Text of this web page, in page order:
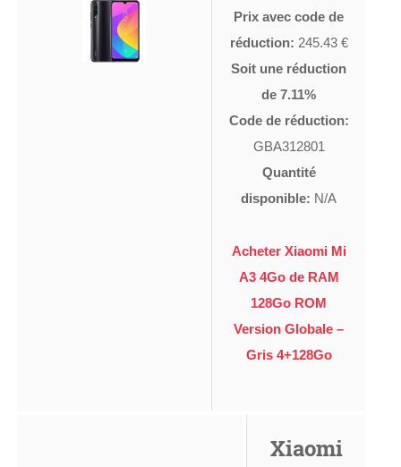
Prix avec code de
réduction: 245.43 €
Soit une réduction
de 7.11%
Code de réduction:
GBA312801
Quantité
disponible: N/A
Acheter Xiaomi Mi
A3 4Go de RAM
128Go ROM
Version Globale –
Gris 4+128Go
Xiaomi